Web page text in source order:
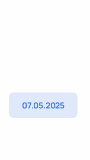
07.05.2025